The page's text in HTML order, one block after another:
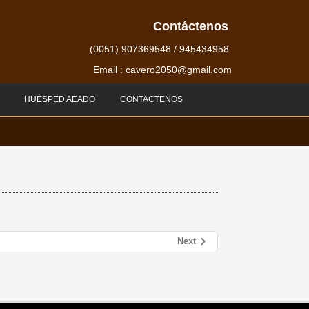
Contáctenos
(0051) 907369548 / 945434958
Email : cavero2050@gmail.com
HUÉSPED AEADO CONTACTENOS
Next